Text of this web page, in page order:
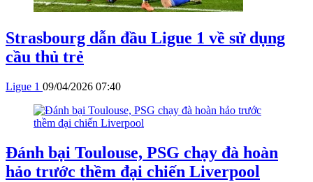
Strasbourg dẫn đầu Ligue 1 về sử dụng
cầu thủ trẻ
Ligue 1 09/04/2026 07:40
Đánh bại Toulouse, PSG chạy đà hoàn
hảo trước thềm đại chiến Liverpool